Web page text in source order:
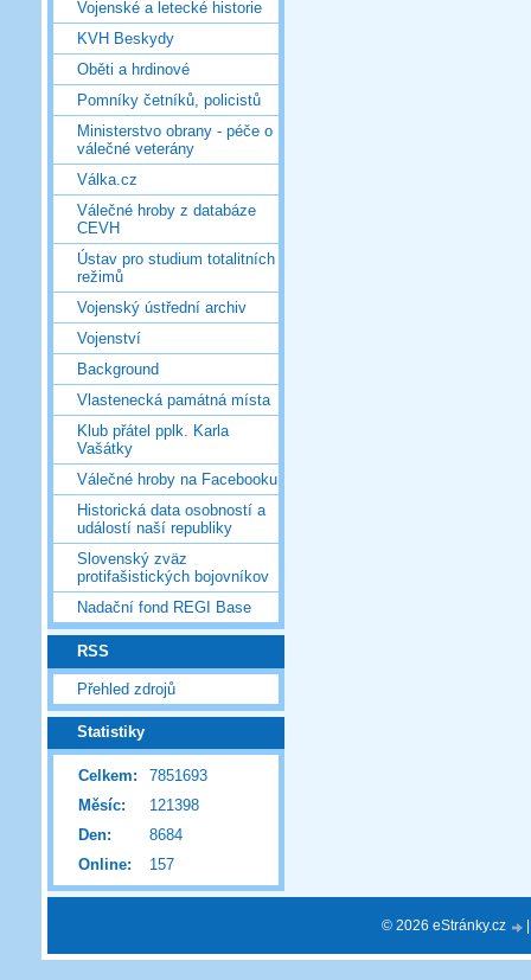
Vojenské a letecké historie
KVH Beskydy
Oběti a hrdinové
Pomníky četníků, policistů
Ministerstvo obrany - péče o
válečné veterány
Válka.cz
Válečné hroby z databáze
CEVH
Ústav pro studium totalitních
režimů
Vojenský ústřední archiv
Vojenství
Background
Vlastenecká památná místa
Klub přátel pplk. Karla
Vašátky
Válečné hroby na Facebooku
Historická data osobností a
událostí naší republiky
Slovenský zväz
protifašistických bojovníkov
Nadační fond REGI Base
RSS
Přehled zdrojů
Statistiky
Online: 157
Celkem:
7851693
Měsíc:
121398
Den:
8684
© 2026 eStránky.cz